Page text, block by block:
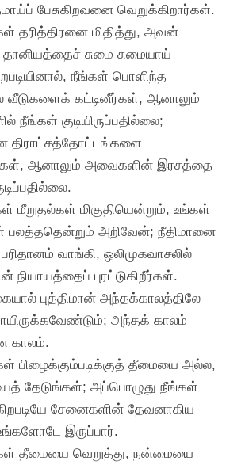
பேசுகிறவனை வெறுக்கிறார்கள்.
தரித்திரனை மிதித்து, அவன்
சுமை சுமையாய்
நீங்கள் பொளிந்த
வீடுகளைக் கட்டினீர்கள், ஆனாலும்
நீங்கள் குடியிருப்பதில்லை;
திராட்சத்தோட்டங்களை
ஆனாலும் அவைகளின் இரசத்தை
மீறுதல்கள் மிகுதியென்றும், உங்கள்
பலத்ததென்றும் அறிவேன்; நீதிமானை
வாங்கி, ஒலிமுகவாசலில்
நியாயத்தைப் புரட்டுகிறீர்கள்.
புத்திமான் அந்தக்காலத்திலே
அந்தக் காலம்
காலம்.
பிழைக்கும்படிக்குத் தீமையை அல்ல,
தேடுங்கள்; அப்பொழுது நீங்கள்
சேனைகளின் தேவனாகிய
இருப்பார்.
தீமையை வெறுத்து, நன்மையை